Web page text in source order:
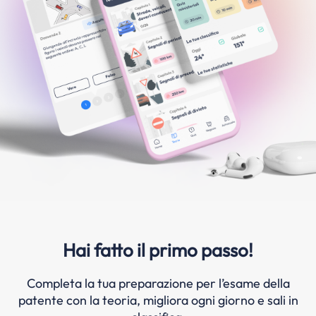
Hai fatto il primo passo!
Completa la tua preparazione per l’esame della
patente con la teoria, migliora ogni giorno e sali in